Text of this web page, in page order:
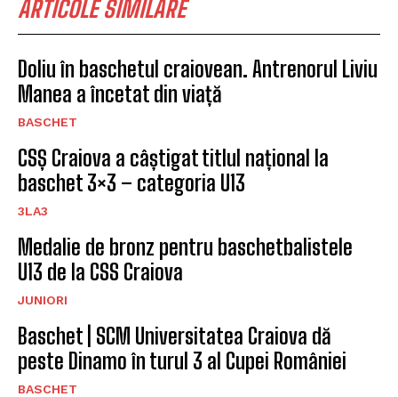
ARTICOLE SIMILARE
Doliu în baschetul craiovean. Antrenorul Liviu
Manea a încetat din viață
BASCHET
CSȘ Craiova a câștigat titlul național la
baschet 3×3 – categoria U13
3LA3
Medalie de bronz pentru baschetbalistele
U13 de la CSS Craiova
JUNIORI
Baschet | SCM Universitatea Craiova dă
peste Dinamo în turul 3 al Cupei României
BASCHET